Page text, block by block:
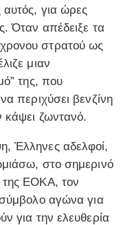
για ώρες
Όταν απέδειξε τα
στρατού ως
μιαν
της, που
περιχύσει βενζίνη
κάψει ζωντανό.
Έλληνες αδελφοί,
στο σημερινό
της ΕΟΚΑ, τον
αγώνα για
για την ελευθερία